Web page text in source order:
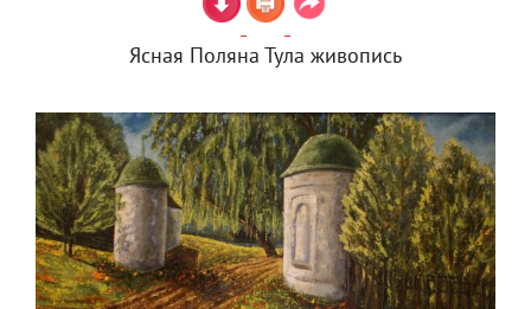
Ясная Поляна Тула живопись